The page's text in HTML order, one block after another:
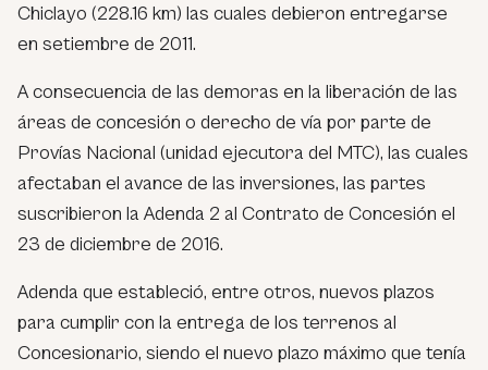
Chiclayo (228.16 km) las cuales debieron entregarse
en setiembre de 2011.
A consecuencia de las demoras en la liberación de las
áreas de concesión o derecho de vía por parte de
Provías Nacional (unidad ejecutora del MTC), las cuales
afectaban el avance de las inversiones, las partes
suscribieron la Adenda 2 al Contrato de Concesión el
23 de diciembre de 2016.
Adenda que estableció, entre otros, nuevos plazos
para cumplir con la entrega de los terrenos al
Concesionario, siendo el nuevo plazo máximo que tenía